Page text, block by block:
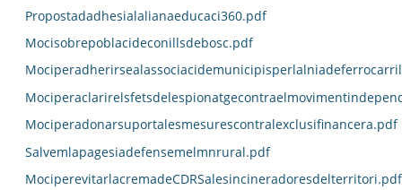
Propostadadhesialalianaeducaci360.pdf
Mocisobrepoblacideconillsdebosc.pdf
Mociperadonarsuportalesmesurescontralexclusifinancera.pdf
Salvemlapagesiadefensemelmnrural.pdf
MociperevitarlacremadeCDRSalesincineradoresdelterritori.pdf